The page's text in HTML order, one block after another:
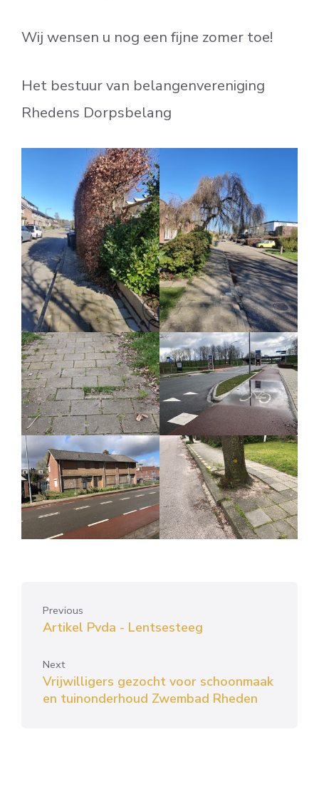
Wij wensen u nog een fijne zomer toe!
Het bestuur van belangenvereniging
Rhedens Dorpsbelang
Previous
Artikel Pvda - Lentsesteeg
Next
Vrijwilligers gezocht voor schoonmaak
en tuinonderhoud Zwembad Rheden